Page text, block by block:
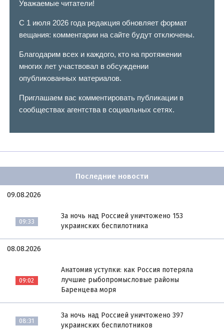
Уважаемые читатели!
С 1 июля 2026 года редакция обновляет формат
вещания: комментарии на сайте будут отключены.
Благодарим всех и каждого, кто на протяжении
многих лет участвовал в обсуждении
опубликованных материалов.
Приглашаем вас комментировать публикации в
сообществах агентства в социальных сетях.
Последние новости
09.08.2026
09:33
За ночь над Россией уничтожено 153
украинских беспилотника
08.08.2026
09:02
Анатомия уступки: как Россия потеряла
лучшие рыбопромысловые районы
Баренцева моря
08:31
За ночь над Россией уничтожено 397
украинских беспилотников